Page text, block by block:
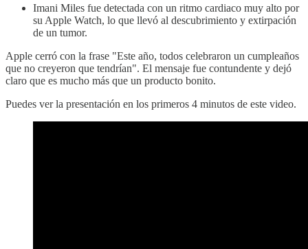
Imani Miles fue detectada con un ritmo cardiaco muy alto por
su Apple Watch, lo que llevó al descubrimiento y extirpación
de un tumor.
Apple cerró con la frase "Este año, todos celebraron un cumpleaños
que no creyeron que tendrían". El mensaje fue contundente y dejó
claro que es mucho más que un producto bonito.
Puedes ver la presentación en los primeros 4 minutos de este video.